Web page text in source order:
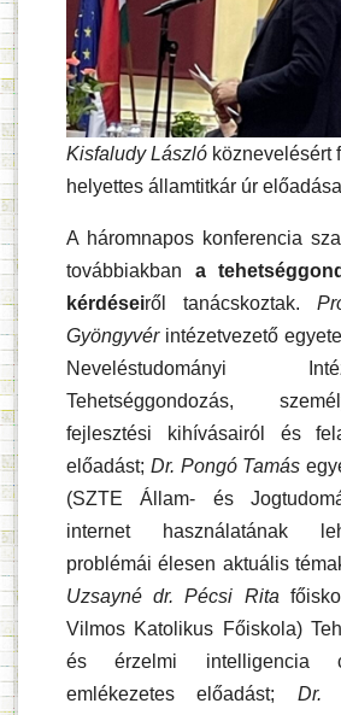
Kisfaludy László köznevelésért
helyettes államtitkár úr előadása
A háromnapos konferencia
továbbiakban a
kérdéseiről tanácskoztak.
Gyöngyvérintézetvezető
Neveléstudományi
Tehetséggondozás,
fejlesztési kihívásairól és
előadást; Dr. Pongó Tamás
(SZTE Állam- és
internet használatának
problémái élesen aktuális
Uzsayné dr. Pécsi Rita
Vilmos Katolikus Főiskola)
és érzelmi intelligencia
emlékezetes előadást; Dr.